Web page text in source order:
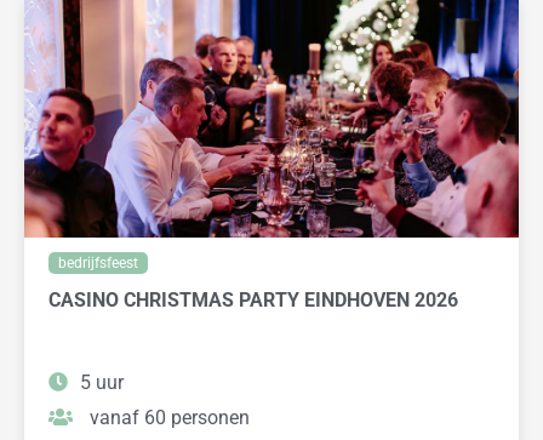
bedrijfsfeest
CASINO CHRISTMAS PARTY EINDHOVEN 2026
5 uur
vanaf 60 personen